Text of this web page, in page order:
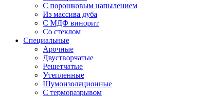
С порошковым напылением
Из массива дуба
С МДФ винорит
Со стеклом
Специальные
Арочные
Двустворчатые
Решетчатые
Утепленные
Шумоизоляционные
С терморазрывом